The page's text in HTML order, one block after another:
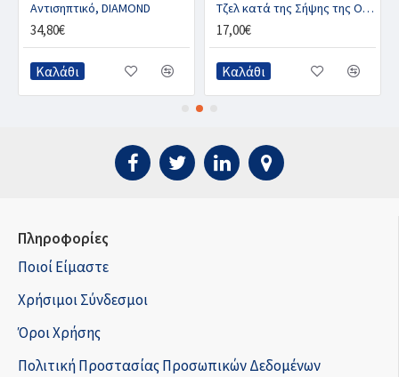
Αντισηπτικό, DIAMOND
34,80€
Καλάθι
Τζελ κατά της Σήψης της Oπλής, DIAMOND BLUE
17,00€
Καλάθι
Πληροφορίες
Ποιοί Είμαστε
Χρήσιμοι Σύνδεσμοι
Όροι Χρήσης
Πολιτική Προστασίας Προσωπικών Δεδομένων